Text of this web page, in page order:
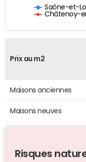
Saône-et-
Châtenoy-
Prix au m2
Maisons anciennes
Maisons neuves
Risques